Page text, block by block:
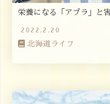
栄養になる「アブラ」と
2022.2.20
北海道ライフ